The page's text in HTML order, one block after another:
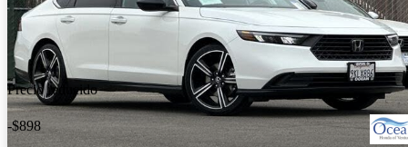
Precio reducido
-$898